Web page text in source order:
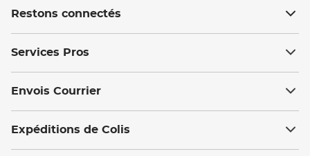
Restons connectés
Services Pros
Envois Courrier
Expéditions de Colis